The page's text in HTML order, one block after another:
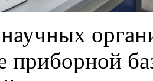
приборной